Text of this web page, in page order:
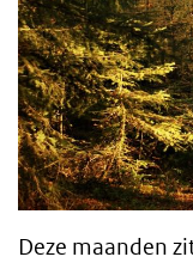
Deze maanden